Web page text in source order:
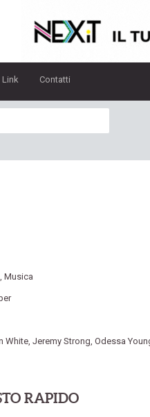
Link Contatti
,Musica
White,Jeremy Strong,Odessa
RAPIDO